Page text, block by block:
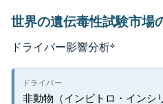
世界の遺伝毒性試験市場
ドライバー影響分析*
非動物（インビトロ・インシ